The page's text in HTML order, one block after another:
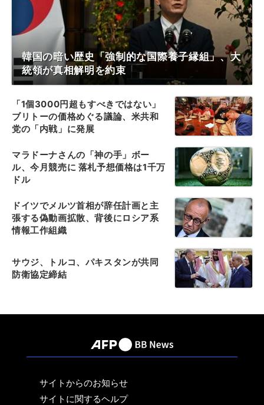
韓国の暗い歴史「強制的な国際養子縁組」、大
統領が真相解明を約束
「1個3000円超もすべきではない」
ブリトーの価格めぐる議論、米共和
党の「内戦」に発展
マラドーナさんの「神の手」ボー
ル、今月競売に 落札予想価格は1千万
ドル
ドイツでメルツ首相が辞任計画と主
張する偽動画拡散、背後にロシア系
情報工作組織
サウジ、トルコ、パキスタンが共同
防衛協定締結
サイトからのお知らせ
サイトに関するヘルプ